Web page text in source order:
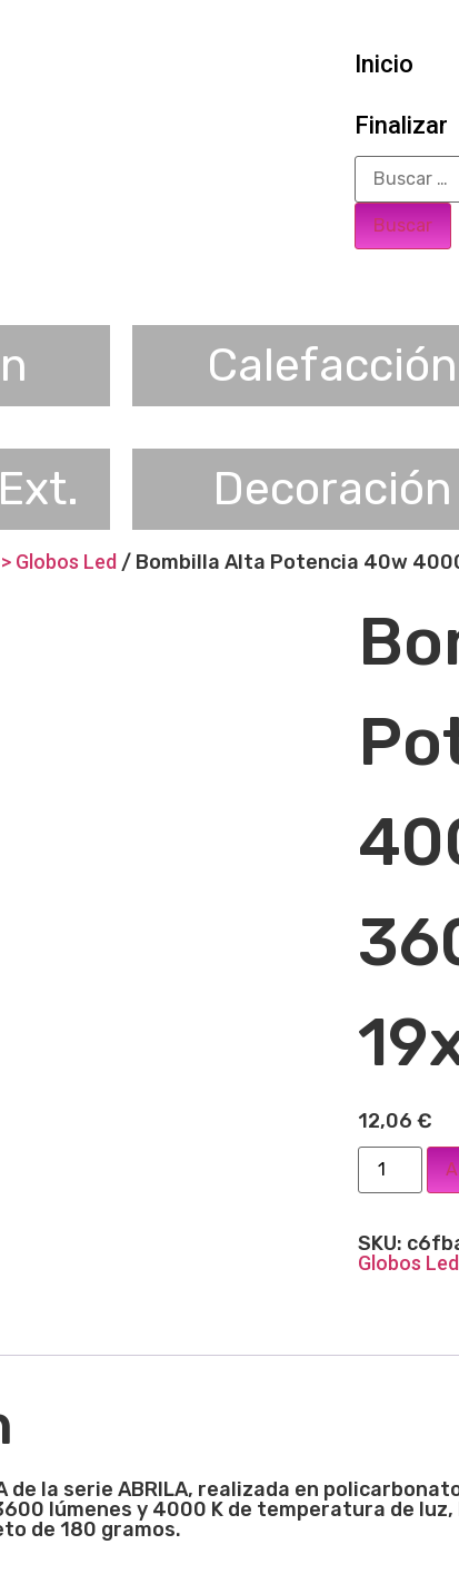
Inicio
Finalizar
Calefacción
Decoración
Globos Led / Bombilla Alta Potencia 40w
12,06 €
SKU:
Globos Led
de la serie ABRILA, realizada en
lúmenes y 4000 K de temperatura de luz,
de 180 gramos.